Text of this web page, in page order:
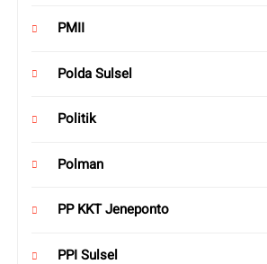
PMII
Polda Sulsel
Politik
Polman
PP KKT Jeneponto
PPI Sulsel